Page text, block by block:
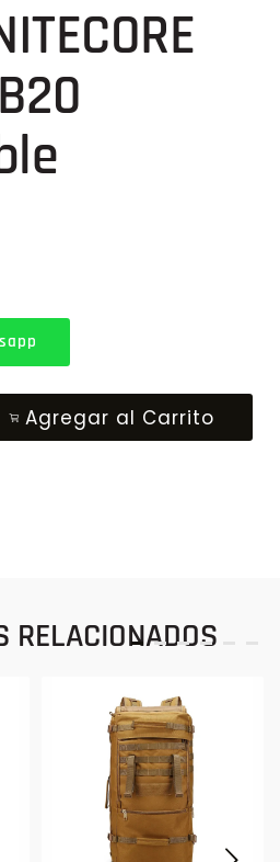
Agregar al Carrito
RELACIONADOS